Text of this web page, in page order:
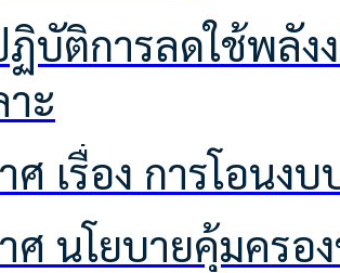
ะ
าศ เรื่อง การโอน
าศ นโยบายคุ้มคร